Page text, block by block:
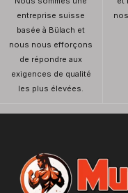
entreprise suisse
basée à Bülach et
nous nous efforçons
de répondre aux
exigences de qualité
les plus élevées.